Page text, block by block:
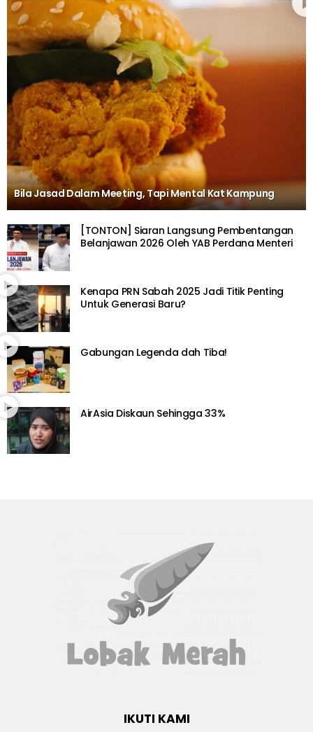
Bila Jasad Dalam Meeting, Tapi Mental Kat Kampung
[TONTON] Siaran Langsung Pembentangan
Belanjawan 2026 Oleh YAB Perdana Menteri
Kenapa PRN Sabah 2025 Jadi Titik Penting
Untuk Generasi Baru?
Gabungan Legenda dah Tiba!
AirAsia Diskaun Sehingga 33%
IKUTI KAMI